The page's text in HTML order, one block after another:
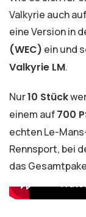
Valkyrie auch
eine Version in
(WEC) ein und
Valkyrie LM.
Nur10 Stück
einem auf700
echten Le-
Rennsport, bei
das